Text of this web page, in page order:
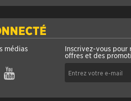
médias Inscrivez-vous pour
offres et des